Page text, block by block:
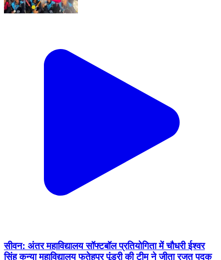
सीवन: अंतर महाविद्यालय सॉफ्टबॉल प्रतियोगिता में चौधरी ईश्वर
सिंह कन्या महाविद्यालय फतेहपुर पूंडरी की टीम ने जीता रजत पदक